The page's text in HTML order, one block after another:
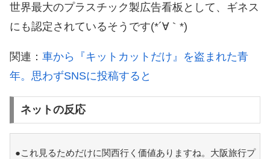
世界最大のプラスチック製広告看板として、ギネス
にも認定されているそうです(*´∀｀*)
関連： 車から『キットカットだけ』を盗まれた青
年。思わずSNSに投稿すると
ネットの反応
●これ見るためだけに関西行く価値ありますね。大阪旅行プ